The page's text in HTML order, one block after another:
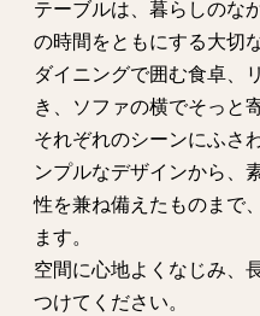
テーブルは、暮らしのな
の時間をともにする大切
ダイニングで囲む食卓、
き、ソファの横でそっと
それぞれのシーンにふさ
ンプルなデザインから、
性を兼ね備えたものまで
ます。
空間に心地よくなじみ、
つけてください。